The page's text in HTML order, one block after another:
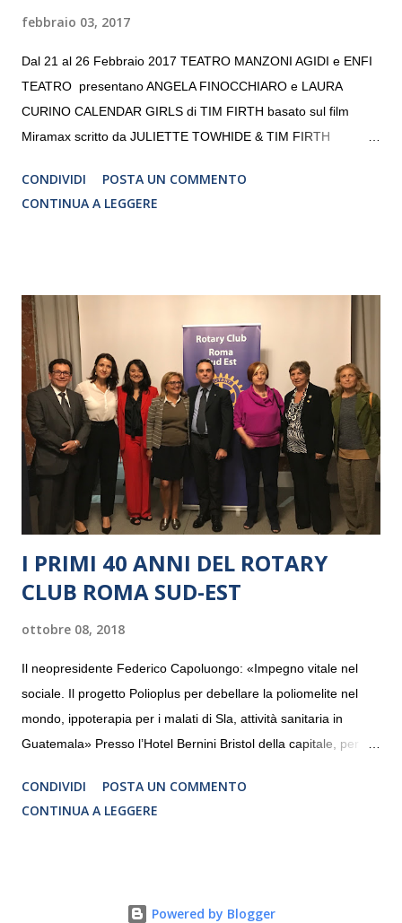
febbraio 03, 2017
Dal 21 al 26 Febbraio 2017 TEATRO MANZONI AGIDI e ENFI
TEATRO presentano ANGELA FINOCCHIARO e LAURA
CURINO CALENDAR GIRLS di TIM FIRTH basato sul film
Miramax scritto da JULIETTE TOWHIDE & TIM FIRTH
CRISTINA PEZZOLI
CONDIVIDI
POSTA UN COMMENTO
CONTINUA A LEGGERE
I PRIMI 40 ANNI DEL ROTARY
CLUB ROMA SUD-EST
ottobre 08, 2018
Il neopresidente Federico Capoluongo: «Impegno vitale nel
sociale. Il progetto Polioplus per debellare la poliomelite nel
mondo, ippoterapia per i malati di Sla, attività sanitaria in
Guatemala» Presso l’Hotel Bernini Bristol della capitale, per la
programmazione del Rotary Club Roma Sud-Est che festeggia
i quaranta anni di attività. Un’occasione per raccontare al
riguardano sia il territorio che le missioni all’estero in paesi in
CONDIVIDI
POSTA UN COMMENTO
CONTINUA A LEGGERE
Powered by Blogger